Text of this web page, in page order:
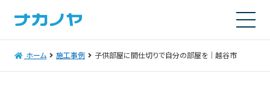
ホーム 施工事例 子供部屋に間仕切りで自分の部屋を│越谷市